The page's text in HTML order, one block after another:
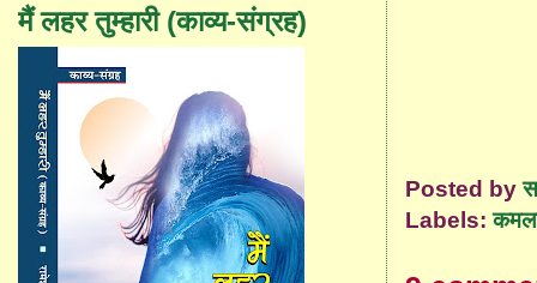
Posted by
Labels:
मैं लहर तुम्हारी (काव्य-संग्रह)